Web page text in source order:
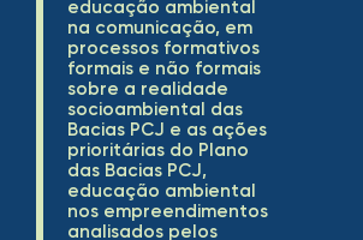
educação ambiental
na comunicação, em
processos formativos
formais e não formais
sobre a realidade
socioambiental das
Bacias PCJ e as ações
prioritárias do Plano
das Bacias PCJ,
educação ambiental
nos empreendimentos
analisados pelos